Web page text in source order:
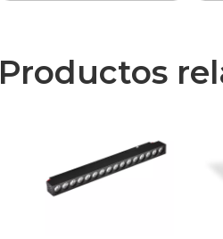
Productos